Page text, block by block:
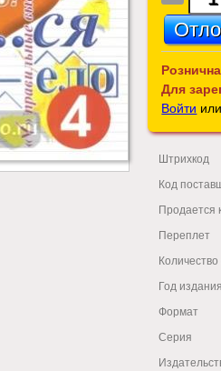
Для
Войти
Штрихкод
Код
Продается
Переплет
Год издания
Формат
Серия